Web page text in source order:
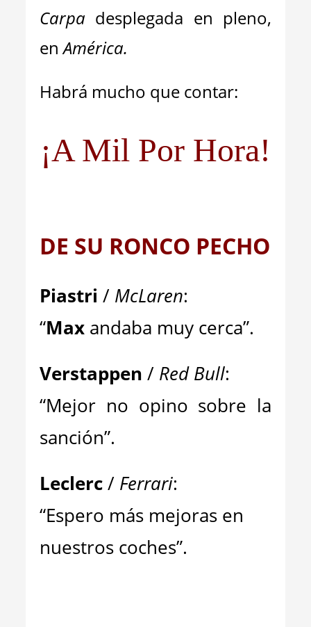
Carpa desplegada en pleno,
enAmérica.
Habrá mucho que contar:
¡A Mil Por Hora!
DE SU RONCO PECHO
Piastri/ McLaren:
“Max andaba muy cerca”.
Verstappen/ Red Bull:
“Mejor no opino sobre la
sanción”.
Leclerc/ Ferrari:
“Espero más mejoras en
nuestros coches”.